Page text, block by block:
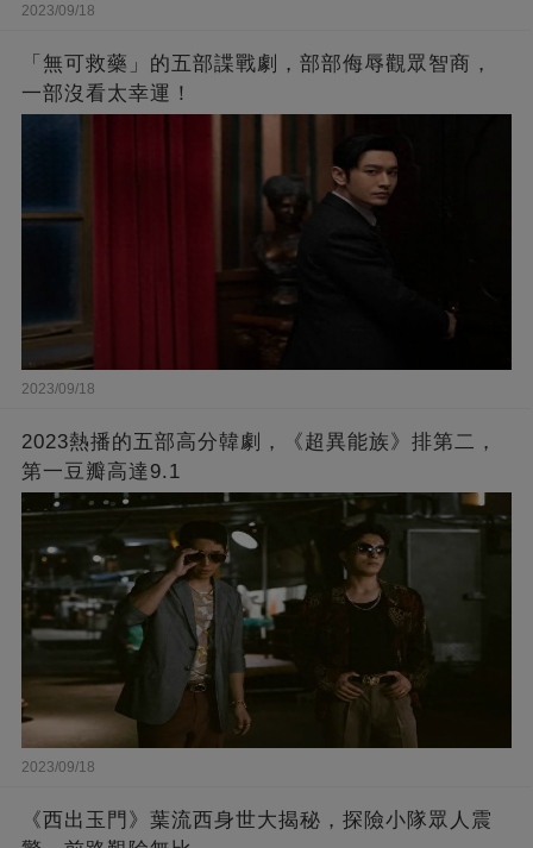
2023/09/18
「無可救藥」的五部諜戰劇，部部侮辱觀眾智商，
一部沒看太幸運！
2023/09/18
2023熱播的五部高分韓劇，《超異能族》排第二，
第一豆瓣高達9.1
2023/09/18
《西出玉門》葉流西身世大揭秘，探險小隊眾人震